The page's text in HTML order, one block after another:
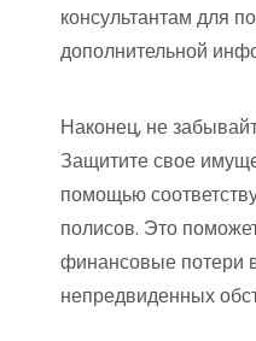
консультантам для
дополнительной
Наконец, не
Защитите свое
помощью
полисов. Это
финансовые потери
непредвиденных